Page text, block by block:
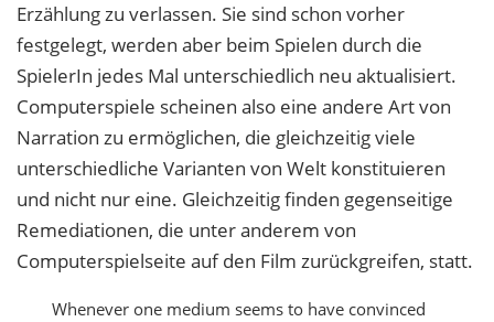
Erzählung zu verlassen. Sie sind schon vorher
festgelegt, werden aber beim Spielen durch die
SpielerIn jedes Mal unterschiedlich neu aktualisiert.
Computerspiele scheinen also eine andere Art von
Narration zu ermöglichen, die gleichzeitig viele
unterschiedliche Varianten von Welt konstituieren
und nicht nur eine. Gleichzeitig finden gegenseitige
Remediationen, die unter anderem von
Computerspielseite auf den Film zurückgreifen, statt.
Whenever one medium seems to have convinced